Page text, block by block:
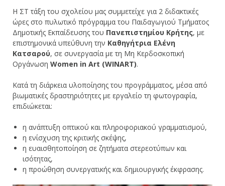
Η ΣΤ τάξη του σχολείου μας συμμετείχε για 2 διδακτικές
ώρες στο πυλωτικό πρόγραμμα του Παιδαγωγιού Τμήματος
Δημοτικής Εκπαίδευσης του Πανεπιστημίου Κρήτης, με
επιστημονικά υπεύθυνη την Καθηγήτρια Ελένη
Κατσαρού, σε συνεργασία με τη Μη Κερδοσκοπική
Οργάνωση Women in Art (WINART).
Κατά τη διάρκεια υλοποίησης του προγράμματος, μέσα από
βιωματικές δραστηριότητες με εργαλείο τη φωτογραφία,
επιδιώκεται:
η ανάπτυξη οπτικού και πληροφοριακού γραμματισμού,
η ενίσχυση της κριτικής σκέψης,
η ευαισθητοποίηση σε ζητήματα στερεοτύπων και
ισότητας,
η προώθηση συνεργατικής και δημιουργικής έκφρασης.